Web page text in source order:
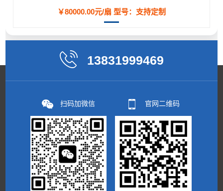
￥80000.00元/扇 型号：支持定制
13831999469
扫码加微信 官网二维码